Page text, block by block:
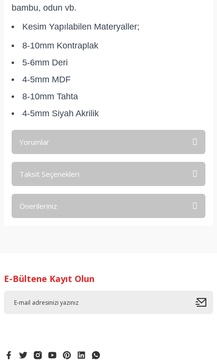
bambu, odun vb.
Kesim Yapılabilen Materyaller;
8-10mm Kontraplak
5-6mm Deri
4-5mm MDF
8-10mm Tahta
4-5mm Siyah Akrilik
Yorumlar
Taksit Seçenekleri
Önerileriniz
Ürün resmi kalitesiz, bozuk veya görüntülenemiyor.
E-Bültene Kayıt Olun